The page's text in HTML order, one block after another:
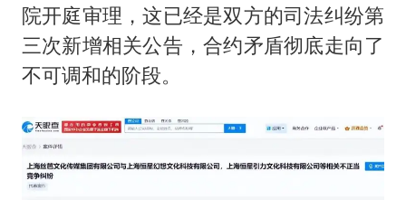
院开庭审理，这已经是双方的司法纠纷第
三次新增相关公告，合约矛盾彻底走向了
不可调和的阶段。